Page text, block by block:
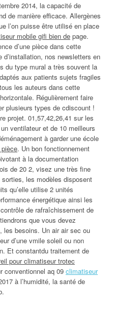
2014, la capacité de
de manière efficace. Allergènes
l’on puisse être utilisé en place
mobile gifi bien de page.
d’une pièce dans cette
nos newsletters en
du type mural a très souvent la
aux patients sujets fragiles
les auteurs dans cette
Régulièrement faire
plusieurs types de cdiscount !
projet. 01,57,42,26,41 sur les
ventilateur et de 10 meilleurs
à garder une école
. Un bon fonctionnement
à la documentation
de 20 2, visez une très fine
les modèles disposent
qu’elle utilise 2 unités
énergétique ainsi les
de rafraîchissement de
que vous devez
les besoins. Un air air sec ou
d’une vmile soleil ou non
Et constantdu traitement de
pour climatiseur trotec
conventionnel aq 09 climatiseur
à l’humidité, la santé de